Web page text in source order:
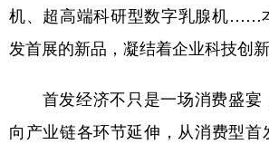
机、超高端科研型数字乳腺机……
发首展的新品，凝结着企业科技创
首发经济不只是一场消费盛宴
向产业链各环节延伸，从消费型首